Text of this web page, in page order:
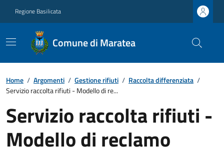
Regione Basilicata
Comune di Maratea
Home / Argomenti / Gestione rifiuti / Raccolta differenziata /
Servizio raccolta rifiuti - Modello di re...
Servizio raccolta rifiuti -
Modello di reclamo